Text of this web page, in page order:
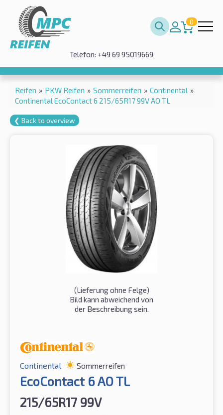
0
Telefon: +49 69 95019669
Reifen » PKW Reifen » Sommerreifen » Continental »
Continental EcoContact 6 215/65R17 99V AO TL
❮ Back to overview
(Lieferung ohne Felge)
Bild kann abweichend von
der Beschreibung sein.
Continental Sommerreifen
EcoContact 6 AO TL
215/65R17 99V